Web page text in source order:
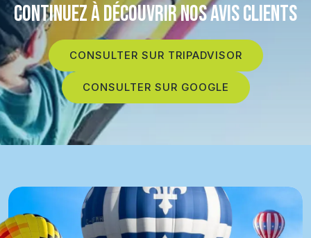
CONTINUEZ À DÉCOUVRIR NOS AVIS CLIENTS
CONSULTER SUR TRIPADVISOR
CONSULTER SUR GOOGLE